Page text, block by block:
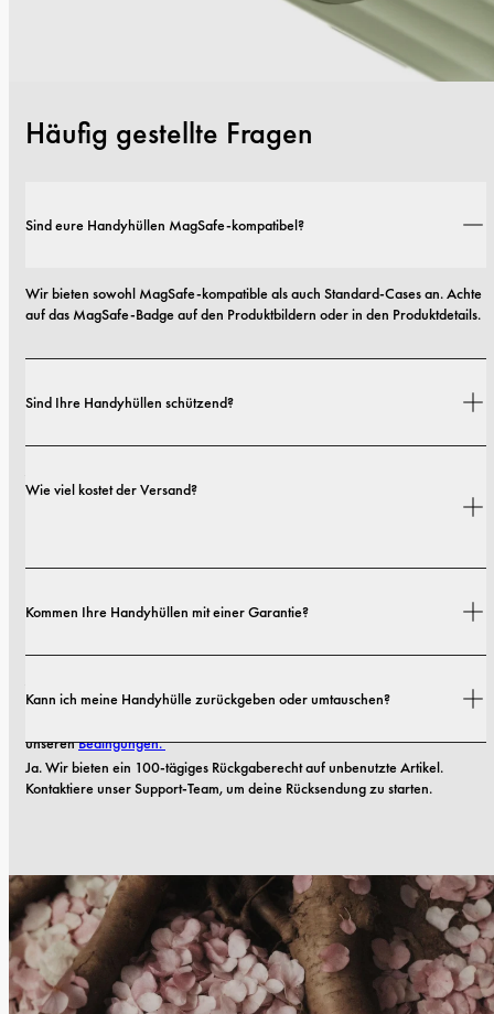
Häufig gestellte Fragen
Sind eure Handyhüllen MagSafe-kompatibel?
Wir bieten sowohl MagSafe-kompatible als auch Standard-Cases an. Achte
auf das MagSafe-Badge auf den Produktbildern oder in den Produktdetails.
Sind Ihre Handyhüllen schützend?
Optionen von schlanken Profilen bis hin zu besonders robusten
Wie viel kostet der Versand?
Details findest du in unserer Versandrichtlinie.
Kommen Ihre Handyhüllen mit einer Garantie?
Ihre Hülle innerhalb der ersten 12 Monate nach dem Kauf Material- oder
unseren Bedingungen.
Kann ich meine Handyhülle zurückgeben oder umtauschen?
Ja. Wir bieten ein 100-tägiges Rückgaberecht auf unbenutzte Artikel.
Kontaktiere unser Support-Team, um deine Rücksendung zu starten.